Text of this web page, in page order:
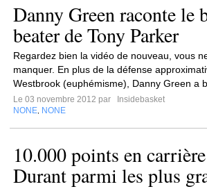
Danny Green raconte le
beater de Tony Parker
Regardez bien la vidéo de nouveau, vous
manquer. En plus de la défense
Westbrook (euphémisme), Danny Green a
Le 03 novembre 2012 par
Insidebasket
NONE NONE
10.000 points en
Durant parmi les plus